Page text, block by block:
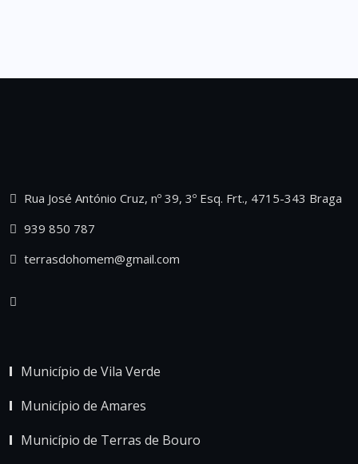
Rua José António Cruz, nº 39, 3º Esq. Frt., 4715-343 Braga
939 850 787
terrasdohomem@gmail.com
Município de Vila Verde
Município de Amares
Município de Terras de Bouro